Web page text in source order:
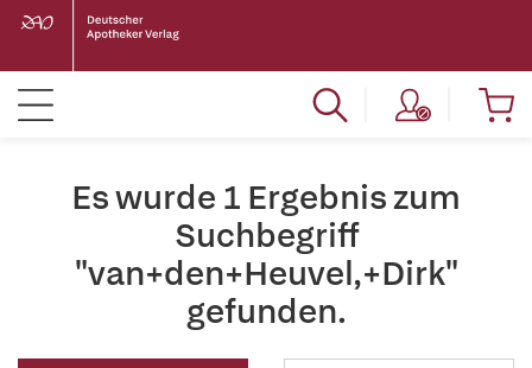
Es wurde 1 Ergebnis zum
Suchbegriff
"van+den+Heuvel,+Dirk"
gefunden.